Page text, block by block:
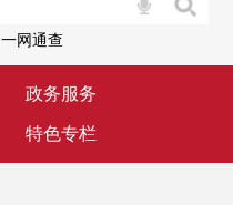
政务服务
特色专栏
一网通查